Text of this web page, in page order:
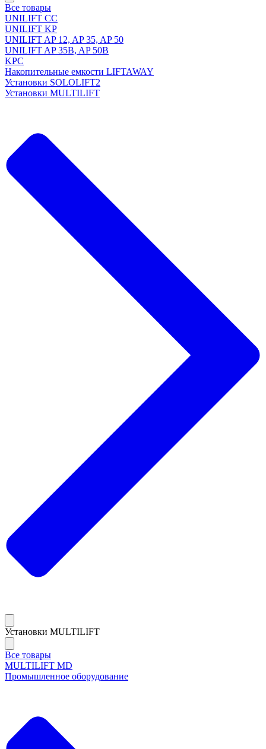
Все товары
UNILIFT CC
UNILIFT KP
UNILIFT AP 12, AP 35, AP 50
UNILIFT AP 35B, AP 50B
KPC
Накопительные емкости LIFTAWAY
Установки SOLOLIFT2
Установки MULTILIFT
Установки MULTILIFT
Все товары
MULTILIFT MD
Промышленное оборудование